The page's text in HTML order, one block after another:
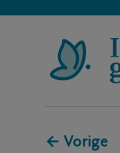
← Vorige